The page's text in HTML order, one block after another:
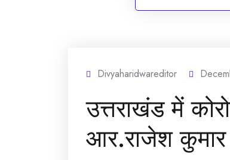
Divyaharidwareditor
उत्तराखंड में
आर.राजेश कुमार